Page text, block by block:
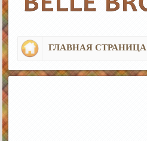
ГЛАВНАЯ СТРАНИЦА